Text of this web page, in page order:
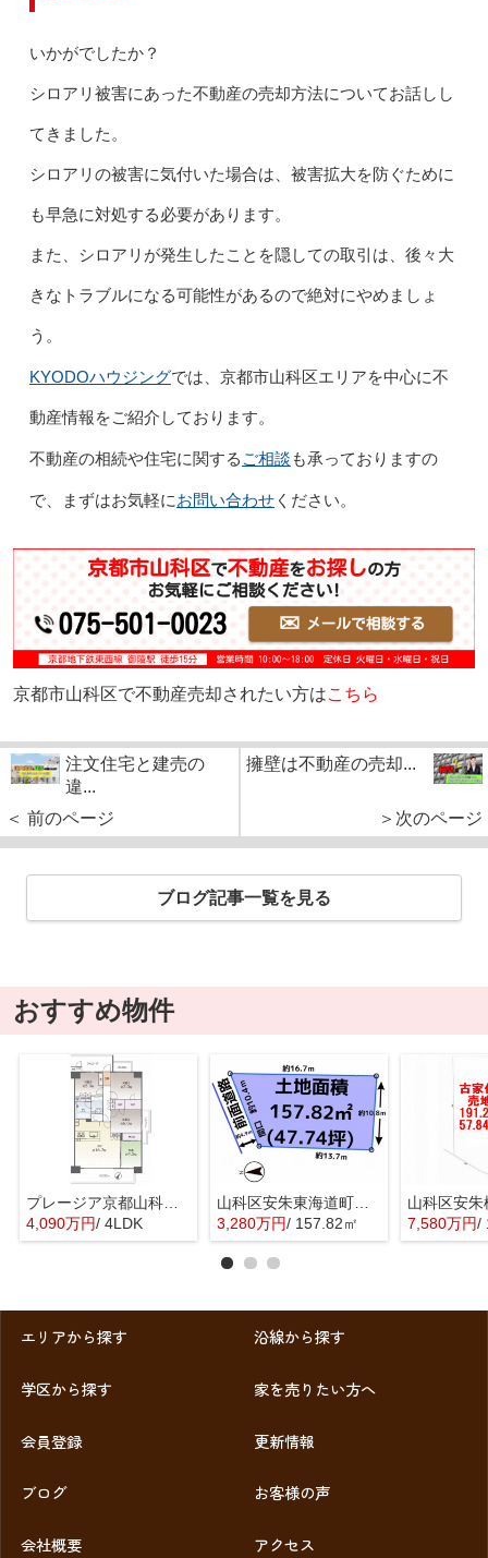
いかがでしたか？
シロアリ被害にあった不動産の売却方法についてお話しし
てきました。
シロアリの被害に気付いた場合は、被害拡大を防ぐために
も早急に対処する必要があります。
また、シロアリが発生したことを隠しての取引は、後々大
きなトラブルになる可能性があるので絶対にやめましょ
う。
KYODOハウジングでは、京都市山科区エリアを中心に不
動産情報をご紹介しております。
不動産の相続や住宅に関する ご相談 も承っておりますの
で、まずはお気軽にお問い合わせください。
京都市山科区で不動産売却されたい方はこちら
注文住宅と建売の
違...
＜ 前のページ
擁壁は不動産の売却...
＞次のページ
ブログ記事一覧を見る
おすすめ物件
プレージア京都山科東野
4,090万円/ 4LDK
山科区安朱東海道町 売地
3,280万円/ 157.82㎡ 7,580万円/
エリアから探す 沿線から探す
学区から探す 家を売りたい方へ
会員登録 更新情報
ブログ お客様の声
会社概要 アクセス